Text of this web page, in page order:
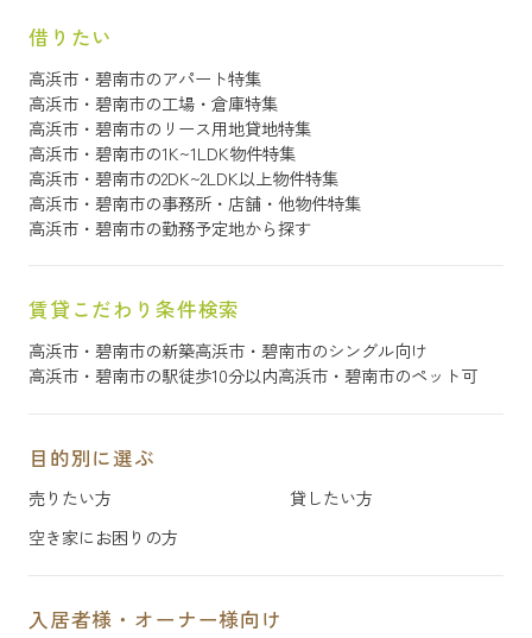
借りたい
高浜市・碧南市のアパート特集
高浜市・碧南市の工場・倉庫特集
高浜市・碧南市のリース用地貸地特集
高浜市・碧南市の1K~1LDK物件特集
高浜市・碧南市の2DK~2LDK以上物件特集
高浜市・碧南市の事務所・店舗・他物件特集
高浜市・碧南市の勤務予定地から探す
賃貸こだわり条件検索
高浜市・碧南市の新築高浜市・碧南市のシングル向け
高浜市・碧南市の駅徒歩10分以内高浜市・碧南市のペット可
目的別に選ぶ
売りたい方
貸したい方
空き家にお困りの方
入居者様・オーナー様向け